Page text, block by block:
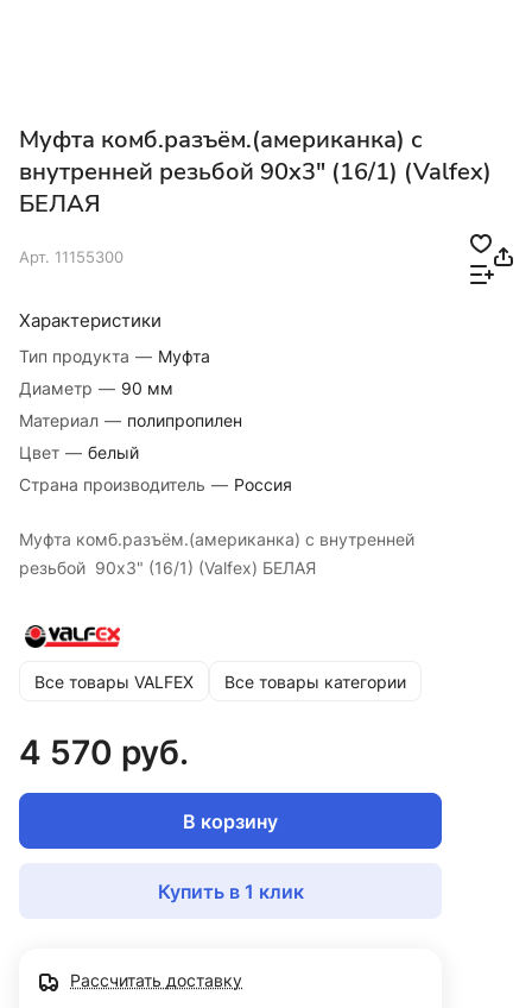
Муфта комб.разъём.(американка) с
внутренней резьбой 90x3" (16/1) (Valfex)
БЕЛАЯ
Арт. 11155300
Характеристики
Тип продукта — Муфта
Диаметр — 90 мм
Материал — полипропилен
Цвет — белый
Страна производитель — Россия
Муфта комб.разъём.(американка) с внутренней
резьбой 90x3" (16/1) (Valfex) БЕЛАЯ
Все товары VALFEX Все товары категории
4 570 руб.
В корзину
Купить в 1 клик
Рассчитать доставку